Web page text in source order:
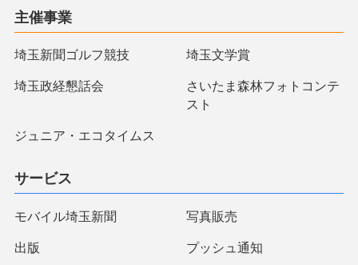
主催事業
埼玉新聞ゴルフ競技 埼玉文学賞
埼玉政経懇話会
さいたま森林フォトコンテ
スト
ジュニア・エコタイムス
サービス
モバイル埼玉新聞 写真販売
出版 プッシュ通知